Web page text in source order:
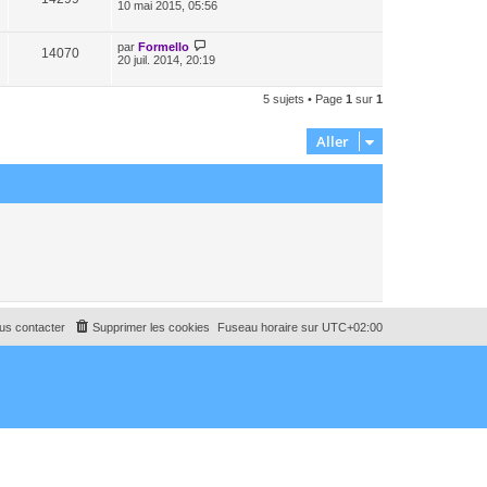
10 mai 2015, 05:56
14070 par Formello
20 juil. 2014, 20:19
5 sujets • Page 1 sur 1
Aller
Fuseau horaire sur UTC+02:00
Supprimer les cookies
contacter